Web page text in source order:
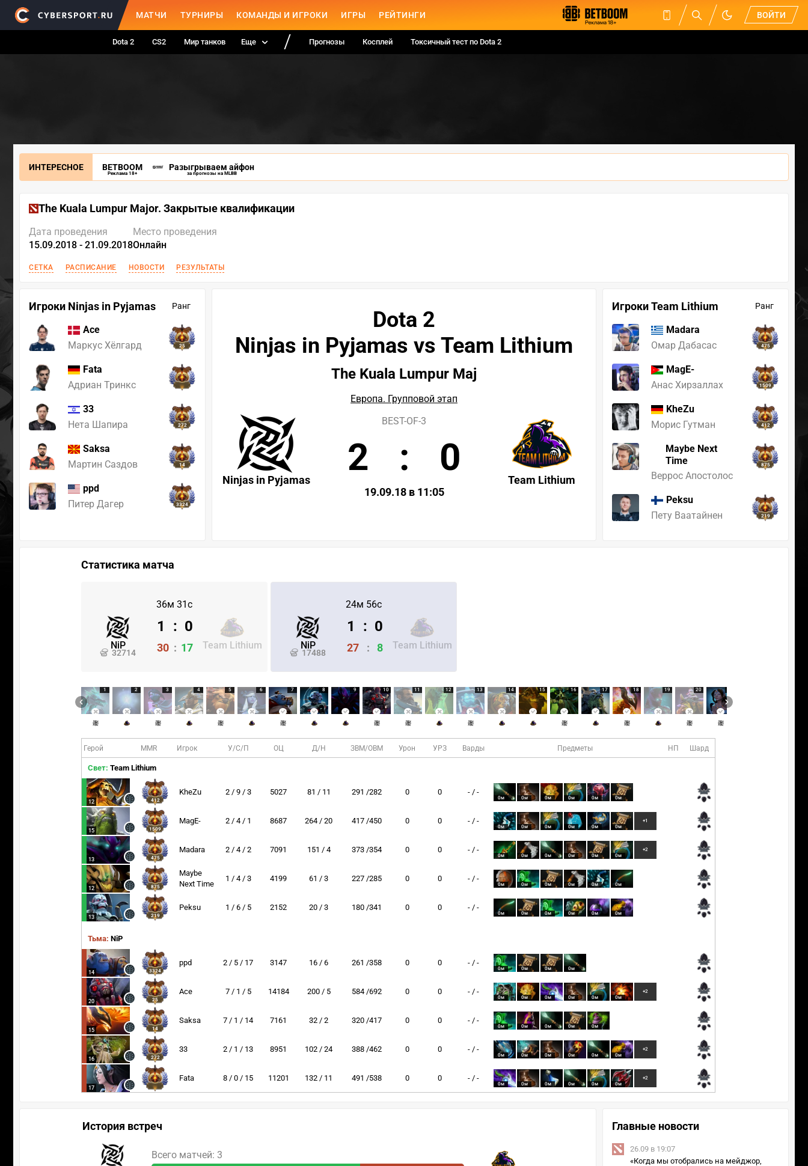
МАТЧИ ТУРНИРЫ КОМАНДЫ И ИГРОКИ ИГРЫ РЕЙТИНГИ ВОЙТИ
Dota 2 CS2 Мир танков Еще Прогнозы Косплей Токсичный тест по Dota 2
ИНТЕРЕСНОЕ BETBOOM
Реклама 18+
Разыгрываем айфон
за прогнозы на MLBB
The Kuala Lumpur Major. Закрытые квалификации
Дата проведения
15.09.2018 - 21.09.2018
Место проведения
Онлайн
СЕТКА РАСПИСАНИЕ НОВОСТИ РЕЗУЛЬТАТЫ
Игроки Ninjas in Pyjamas Ранг
Ace
Маркус Хёлгард
25
Fata
Адриан Тринкс
33
Нета Шапира
272
Saksa
Мартин Саздов
14
ppd
Питер Дагер
3324
Игроки Team Lithium Ранг
Madara
Омар Дабасас
475
MagE-
Анас Хирзаллах
1509
KheZu
Морис Гутман
412
Maybe Next
Time
Веррос Апостолос
875
Peksu
Пету Ваатайнен
219
Dota 2
Ninjas in Pyjamas vs Team Lithium
The Kuala Lumpur Maj
Европа. Групповой этап
Ninjas in Pyjamas Team Lithium
BEST-OF-3
2 : 0
19.09.18 в 11:05
Статистика матча
36м 31с
NiP
32714
Team Lithium
1 : 0
30 : 17
24м 56с
NiP
17488
Team Lithium
1 : 0
27 : 8
1 2 3 4 5 6 7 8 9 10 11 12 13 14 15 16 17 18 19 20
Герой MMR Игрок У/С/П ОЦ Д/Н ЗВМ/ОВМ Урон УРЗ Варды Предметы НП Шард
Свет: Team Lithium
12 412
KheZu 2 / 9 / 3 5027 81 / 11 291 /282 0 0 - / -
0м 0м 0м 0м 0м 0м
15 1509
MagE- 2 / 4 / 1 8687 264 / 20 417 /450 0 0 - / -
0м 0м 0м 0м 0м 0м
+1
13 475
Madara 2 / 4 / 2 7091 151 / 4 373 /354 0 0 - / -
0м 0м 0м 0м 0м 0м
+2
12 875
Maybe
Next Time
1 / 4 / 3 4199 61 / 3 227 /285 0 0 - / -
0м 0м 0м 0м 0м 0м
13 219
Peksu 1 / 6 / 5 2152 20 / 3 180 /341 0 0 - / -
0м 0м 0м 0м 0м 0м
Тьма: NiP
14 3324
ppd 2 / 5 / 17 3147 16 / 6 261 /358 0 0 - / -
0м 0м 0м 0м
20 25
Ace 7 / 1 / 5 14184 200 / 5 584 /692 0 0 - / -
0м 0м 0м 0м 0м 0м
+2
15 14
Saksa 7 / 1 / 14 7161 32 / 2 320 /417 0 0 - / -
0м 0м 0м 0м 0м
16 272
33 2 / 1 / 13 8951 102 / 24 388 /462 0 0 - / -
0м 0м 0м 0м 0м 0м
+2
17
Fata 8 / 0 / 15 11201 132 / 11 491 /538 0 0 - / -
0м 0м 0м 0м 0м 0м
+2
История встреч
Всего матчей: 3
Главные новости
26.09 в 19:07
«Когда мы отобрались на мейджор,